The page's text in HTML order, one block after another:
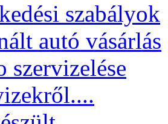
szabályok
autó vásárlás
szervizelése